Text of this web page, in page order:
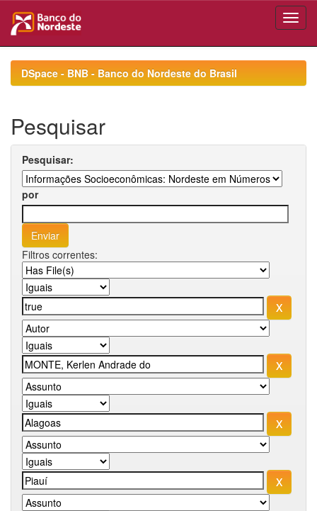
navigationDSpace - BNB - Banco do Nordeste do Brasil
Pesquisar
Pesquisar:
por
Filtros correntes: